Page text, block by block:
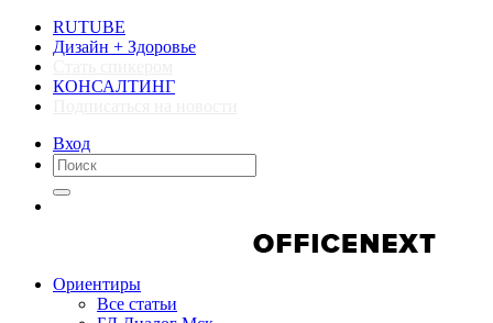
RUTUBE
Дизайн + Здоровье
КОНСАЛТИНГ
Вход
Ориентиры
Все статьи